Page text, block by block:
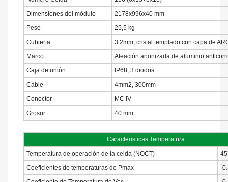
Dimensiones del módulo
2178x996x40 mm
Peso
25,5 kg
Cubierta
3.2mm, cristal templado con capa de
Marco
Aleación anonizada de aluminio
Caja de unión
IP68, 3 diodos
Cable
4mm2, 300mm
Conector
MC IV
Grosor
40 mm
Caracteristicas Temperatura
Temperatura de operación de la celda (NOCT)
Coeficientes de temperaturas de Pmax
-